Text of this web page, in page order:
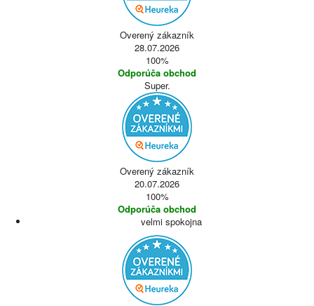
Overený zákazník
28.07.2026
100%
Odporúča obchod
Super.
Overený zákazník
20.07.2026
100%
Odporúča obchod
velmi spokojna